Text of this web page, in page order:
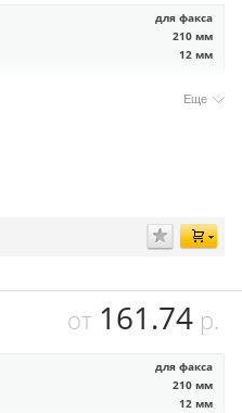
для факса
210 мм
12 мм
Еще
от 161.74р.
для факса
210 мм
12 мм